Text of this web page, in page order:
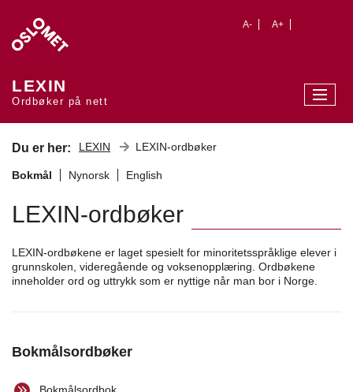
LEXIN
Ordbøker på nett
A- A+
Du er her: LEXIN LEXIN-ordbøker
Bokmål Nynorsk English
LEXIN-ordbøker
LEXIN-ordbøkene er laget spesielt for minoritetsspråklige elever i
grunnskolen, videregående og voksenopplæring. Ordbøkene
inneholder ord og uttrykk som er nyttige når man bor i Norge.
Bokmålsordbøker